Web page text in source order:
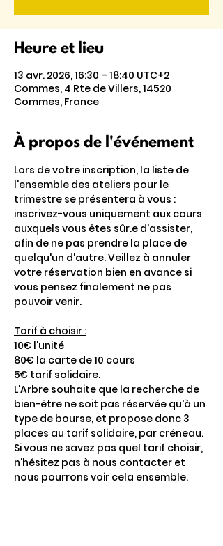
Heure et lieu
13 avr. 2026, 16:30 – 18:40 UTC+2
Commes, 4 Rte de Villers, 14520
Commes, France
À propos de l'événement
Lors de votre inscription, la liste de
l'ensemble des ateliers pour le
trimestre se présentera à vous :
inscrivez-vous uniquement aux cours
auxquels vous êtes sûr.e d'assister,
afin de ne pas prendre la place de
quelqu'un d'autre. Veillez à annuler
votre réservation bien en avance si
vous pensez finalement ne pas
pouvoir venir.
Tarif à choisir :
10€ l'unité
80€ la carte de 10 cours
5€ tarif solidaire.
L'Arbre souhaite que la recherche de
bien-être ne soit pas réservée qu'à un
type de bourse, et propose donc 3
places au tarif solidaire, par créneau.
Si vous ne savez pas quel tarif choisir,
n'hésitez pas à nous contacter et
nous pourrons voir cela ensemble.